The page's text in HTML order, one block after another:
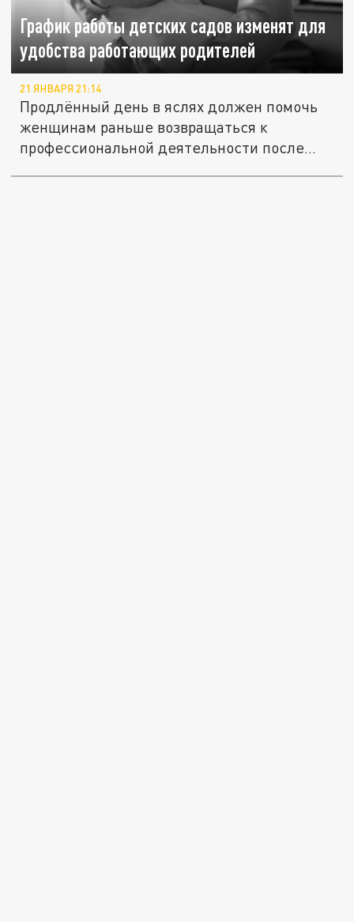
График работы детских садов изменят для
удобства работающих родителей
21 ЯНВАРЯ 21:14
Продлённый день в яслях должен помочь
женщинам раньше возвращаться к
профессиональной деятельности после...